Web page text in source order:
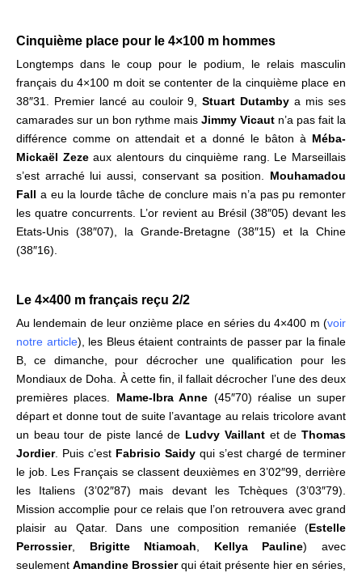
Cinquième place pour le 4×100 m hommes
Longtemps dans le coup pour le podium, le relais masculin
français du 4×100 m doit se contenter de la cinquième place en
38″31. Premier lancé au couloir 9,Stuart Dutamby a mis ses
camarades sur un bon rythme mais Jimmy Vicaut n’a pas fait la
différence comme on attendait et a donné le bâton à Méba-
Mickaël Zezeaux alentours du cinquième rang. Le Marseillais
s’est arraché lui aussi, conservant sa position. Mouhamadou
Fall a eu la lourde tâche de conclure mais n’a pas pu remonter
les quatre concurrents. L’or revient au Brésil (38″05) devant les
Etats-Unis (38″07), la Grande-Bretagne (38″15) et la Chine
(38″16).
Le 4×400 m français reçu 2/2
Au lendemain de leur onzième place en séries du 4×400 m (voir
notre article), les Bleus étaient contraints de passer par la finale
B, ce dimanche, pour décrocher une qualification pour les
Mondiaux de Doha. À cette fin, il fallait décrocher l’une des deux
premières places. Mame-Ibra Anne (45″70) réalise un super
départ et donne tout de suite l’avantage au relais tricolore avant
un beau tour de piste lancé de Ludvy Vaillantet deThomas
Jordier. Puis c’est Fabrisio Saidy qui s’est chargé de terminer
le job. Les Français se classent deuxièmes en 3’02″99, derrière
les Italiens (3’02″87) mais devant les Tchèques (3’03″79).
Mission accomplie pour ce relais que l’on retrouvera avec grand
plaisir au Qatar. Dans une composition remaniée (Estelle
Perrossier, Brigitte Ntiamoah Kellya Pauline) avec
seulement Amandine Brossierqui était présente hier en séries,